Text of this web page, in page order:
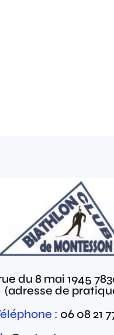
du 8 mai 1945
(adresse de
: 06 08 21